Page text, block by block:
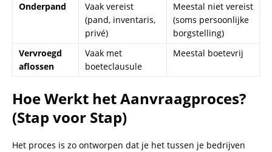
Onderpand
Vaak vereist
(pand, inventaris,
privé)
Meestal niet vereist
(soms persoonlijke
borgstelling)
Vervroegd
aflossen
Vaak met
boeteclausule
Meestal boetevrij
Hoe Werkt het Aanvraagproces?
(Stap voor Stap)
Het proces is zo ontworpen dat je het tussen je bedrijven